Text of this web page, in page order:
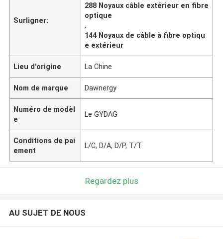
Surligner:
288 Noyaux câble extérieur en fibre
optique
,
144 Noyaux de câble à fibre optiqu
e extérieur
Lieu d'origine La Chine
Nom de marque Dawnergy
Numéro de modèl
e
Le GYDAG
Conditions de pai
ement
L/C, D/A, D/P, T/T
Regardez plus
AU SUJET DE NOUS